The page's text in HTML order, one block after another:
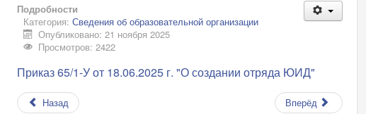
Подробности
Категория: Сведения об образовательной организации
Опубликовано: 21 ноября 2025
Просмотров: 2422
Приказ 65/1-У от 18.06.2025 г. "О создании отряда ЮИД"
Назад Вперёд